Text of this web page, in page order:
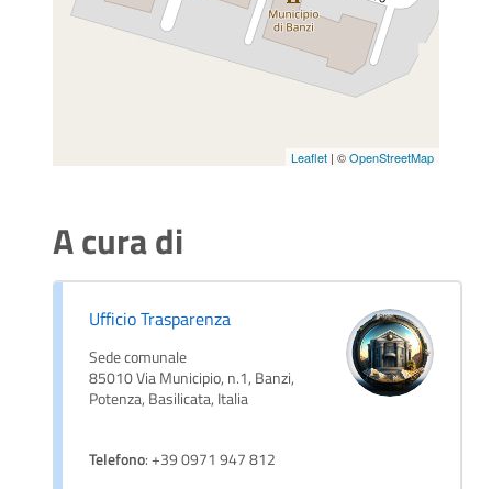
Leaflet | ©OpenStreetMap
A cura di
Ufficio Trasparenza
Sede comunale
85010 Via Municipio, n.1, Banzi,
Potenza, Basilicata, Italia
Telefono: +39 0971 947 812